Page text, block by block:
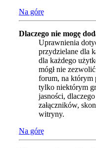
Na górę
Dlaczego nie mogę
Uprawnienia
przydzielane dla
dla każdego
mógł nie
forum, na którym
tylko niektórym
jasności,
załączników,
witryny.
Na górę